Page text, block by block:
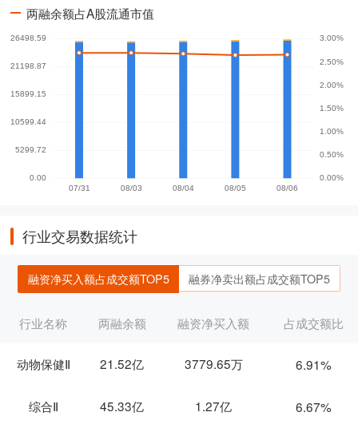
两融余额占A股流通市值
行业交易数据统计
融资净买入额占成交额TOP5 融券净卖出额占成交额TOP5
行业名称 两融余额 融资净买入额 占成交额比
动物保健Ⅱ 21.52亿 3779.65万 6.91%
综合Ⅱ 45.33亿 1.27亿 6.67%